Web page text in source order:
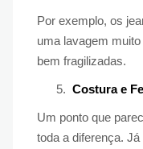
Por exemplo, os
uma lavagem
bem fragilizadas.
Costura e
Um ponto que
toda a diferença.